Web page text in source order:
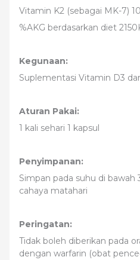
Vitamin K2 (sebagai
%AKG berdasarkan diet
Kegunaan:
Suplementasi Vitamin D3
Aturan Pakai:
1 kali sehari 1 kapsul
Penyimpanan:
Simpan pada suhu di bawah
cahaya matahari
Peringatan:
Tidak boleh diberikan pada
dengan warfarin (obat